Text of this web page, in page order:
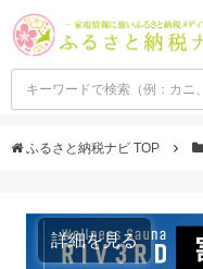
ふるさと納税ナビ TOP
詳細を見る